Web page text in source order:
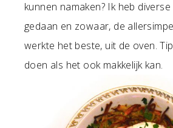
kunnen namaken? Ik heb
gedaan en zowaar, de
werkte het beste, uit de oven.
doen als het ook makkelijk kan.